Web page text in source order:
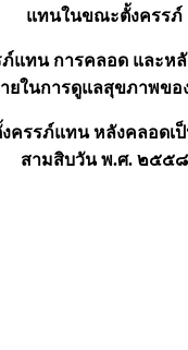
แทนในขณะตั้งครรภ์
ภ์แทน การคลอด และห
ยในการดูแลสุขภาพขอ
ครรภ์แทน หลังคลอดเ
สามสิบวัน พ.ศ. ๒๕๕๘